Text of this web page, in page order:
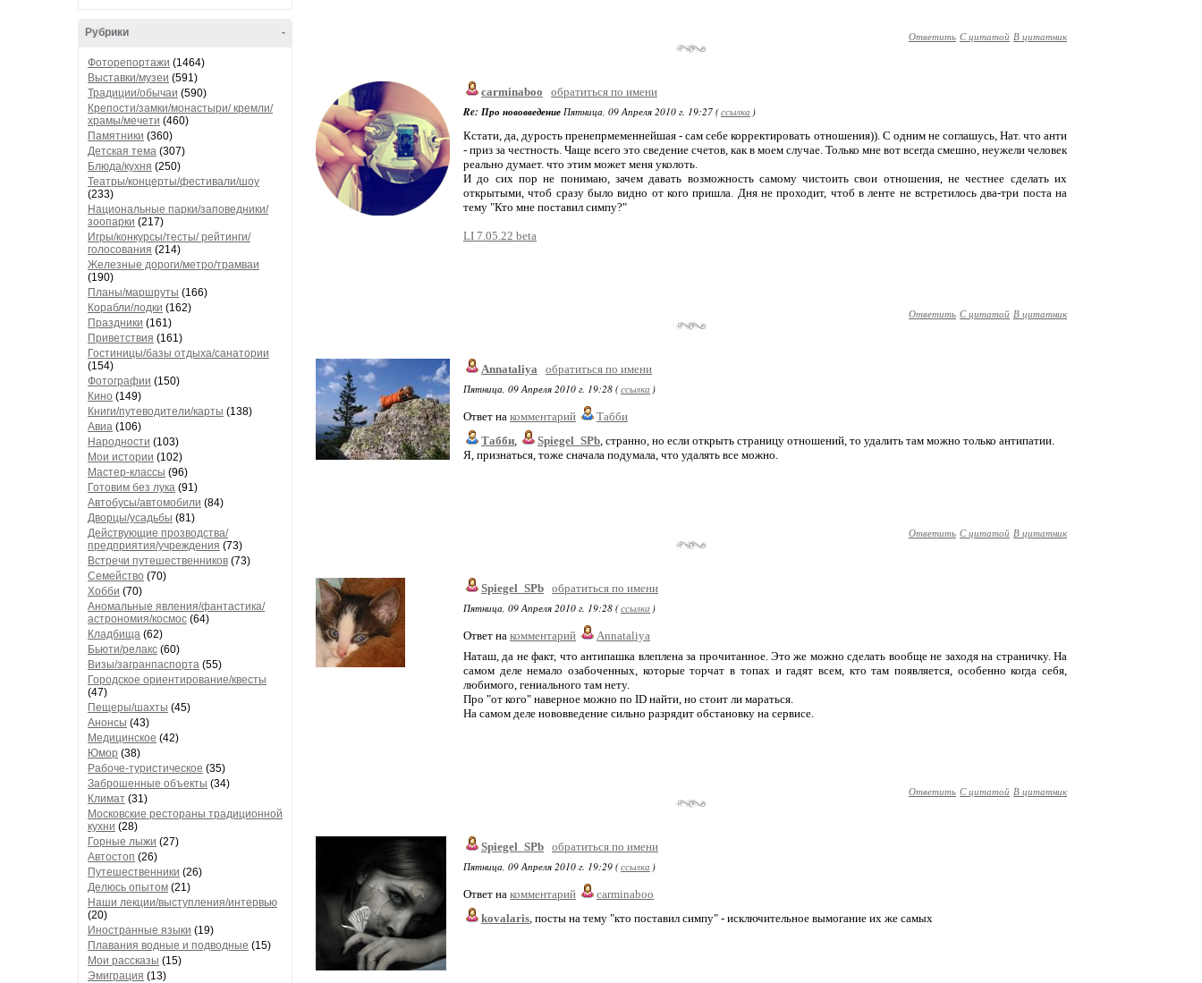
-
Рубрики
Фоторепортажи (1464)
Выставки/музеи (591)
Традиции/обычаи (590)
Крепости/замки/монастыри/ кремли/
храмы/мечети (460)
Памятники (360)
Детская тема (307)
Блюда/кухня (250)
Театры/концерты/фестивали/шоу
(233)
Национальные парки/заповедники/
зоопарки (217)
Игры/конкурсы/тесты/ рейтинги/
голосования (214)
Железные дороги/метро/трамваи
(190)
Планы/маршруты (166)
Корабли/лодки (162)
Праздники (161)
Приветствия (161)
Гостиницы/базы отдыха/санатории
(154)
Фотографии (150)
Кино (149)
Книги/путеводители/карты (138)
Авиа (106)
Народности (103)
Мои истории (102)
Мастер-классы (96)
Готовим без лука (91)
Автобусы/автомобили (84)
Дворцы/усадьбы (81)
Действующие прозводства/
предприятия/учреждения (73)
Встречи путешественников (73)
Семейство (70)
Хобби (70)
Аномальные явления/фантастика/
астрономия/космос (64)
Кладбища (62)
Бьюти/релакс (60)
Визы/загранпаспорта (55)
Городское ориентирование/квесты
(47)
Пещеры/шахты (45)
Анонсы (43)
Медицинское (42)
Юмор (38)
Рабоче-туристическое (35)
Заброшенные объекты (34)
Климат (31)
Московские рестораны традиционной
кухни (28)
Горные лыжи (27)
Автостоп (26)
Путешественники (26)
Делюсь опытом (21)
Наши лекции/выступления/интервью
(20)
Иностранные языки (19)
Плавания водные и подводные (15)
Мои рассказы (15)
Эмиграция (13)
Ответить С цитатой В цитатник
carminaboo обратиться по имени
Re: Про нововведение Пятница, 09 Апреля 2010 г. 19:27 (ссылка )
Кстати, да, дурость пренепрмеменнейшая - сам себе корректировать отношения)). С одним не соглашусь, Нат. что анти
- приз за честность. Чаще всего это сведение счетов, как в моем случае. Только мне вот всегда смешно, неужели человек
реально думает. что этим может меня уколоть.
И до сих пор не понимаю, зачем давать возможность самому чистоить свои отношения, не честнее сделать их
открытыми, чтоб сразу было видно от кого пришла. Дня не проходит, чтоб в ленте не встретилось два-три поста на
тему "Кто мне поставил симпу?"
LI 7.05.22 beta
Ответить С цитатой В цитатник
Annataliya
обратиться по имени
Пятница, 09 Апреля 2010 г. 19:28 (ссылка )
Ответ на комментарий
Табби
Табби, Spiegel_SPb, странно, но если открыть страницу отношений, то удалить там можно только антипатии.
Я, признаться, тоже сначала подумала, что удалять все можно.
Ответить С цитатой В цитатник
Spiegel_SPb обратиться по имени
Пятница, 09 Апреля 2010 г. 19:28 (ссылка )
Ответ на комментарий
Annataliya
Наташ, да не факт, что антипашка влеплена за прочитанное. Это же можно сделать вообще не заходя на страничку. На
самом деле немало озабоченных, которые торчат в топах и гадят всем, кто там появляется, особенно когда себя,
любимого, гениального там нету.
Про "от кого" наверное можно по ID найти, но стоит ли мараться.
На самом деле нововведение сильно разрядит обстановку на сервисе.
Ответить С цитатой В цитатник
Spiegel_SPb обратиться по имени
Пятница, 09 Апреля 2010 г. 19:29 (ссылка )
Ответ на комментарий
carminaboo
kovalaris, посты на тему "кто поставил симпу" - исключительное вымогание их же самых